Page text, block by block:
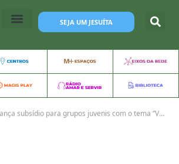
SEJA UM JESUÍTA
para grupos juvenis com o tema “Vozes que transformam”